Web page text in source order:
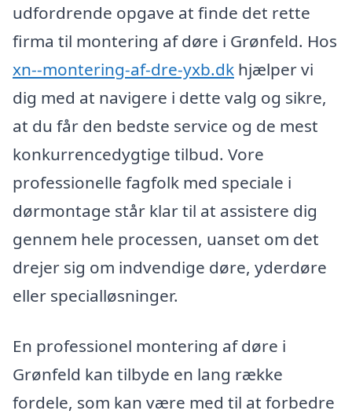
udfordrende opgave at finde det rette
firma til montering af døre i Grønfeld. Hos
xn--montering-af-dre-yxb.dk hjælper vi
dig med at navigere i dette valg og sikre,
at du får den bedste service og de mest
konkurrencedygtige tilbud. Vore
professionelle fagfolk med speciale i
dørmontage står klar til at assistere dig
gennem hele processen, uanset om det
drejer sig om indvendige døre, yderdøre
eller specialløsninger.
En professionel montering af døre i
Grønfeld kan tilbyde en lang række
fordele, som kan være med til at forbedre